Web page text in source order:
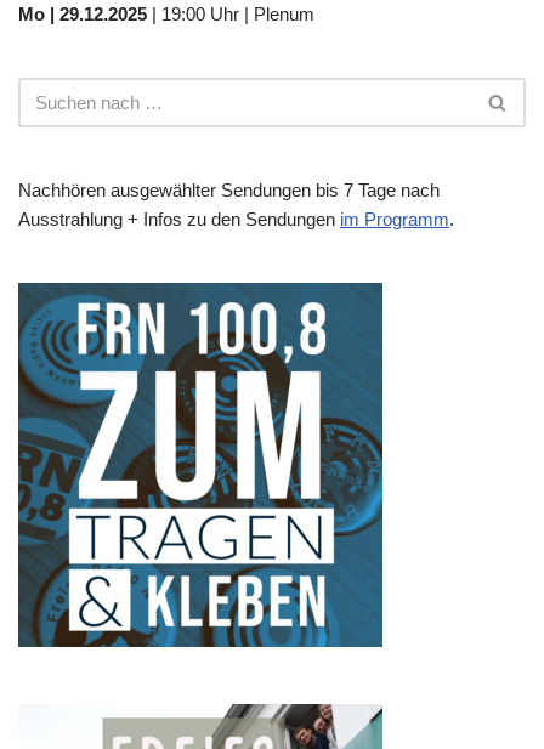
Mo | 29.12.2025 | 19:00 Uhr | Plenum
Nachhören ausgewählter Sendungen bis 7 Tage nach
Ausstrahlung + Infos zu den Sendungen im Programm.